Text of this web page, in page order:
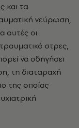
και τα
νεύρωση,
αυτές οι
στρες,
να οδηγήσει
τη διαταραχή
της οποίας